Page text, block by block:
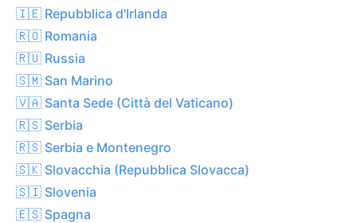
🇮🇪 Repubblica d'Irlanda
🇷🇴 Romania
🇷🇺 Russia
🇸🇲 San Marino
🇻🇦 Santa Sede (Città del Vaticano)
🇷🇸 Serbia
🇷🇸 Serbia e Montenegro
🇸🇰 Slovacchia (Repubblica Slovacca)
🇸🇮 Slovenia
🇪🇸 Spagna